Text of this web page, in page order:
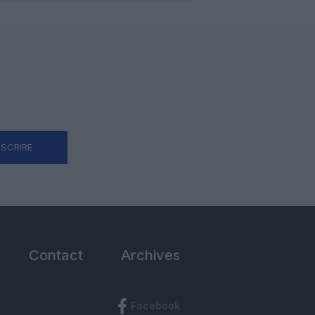
Contact Archives